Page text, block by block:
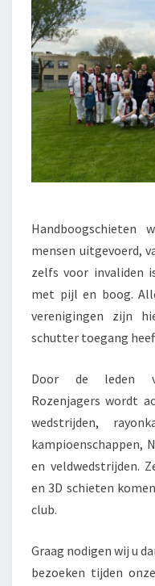
mensen uitgevoerd,
zelfs voor invaliden
met pijl en boog.
verenigingen zijn
schutter toegang
Door de leden
Rozenjagers wordt
wedstrijden,
kampioenschappen,
en veldwedstrijden.
en 3D schieten
club.
Graag nodigen wij u
bezoeken tijden